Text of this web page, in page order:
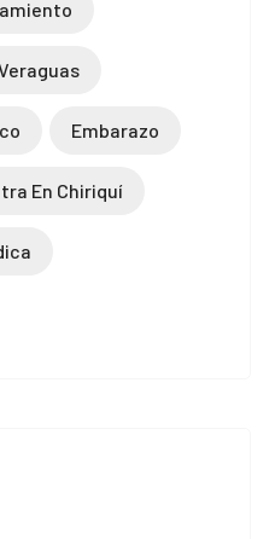
Embarazo
En Chiriquí